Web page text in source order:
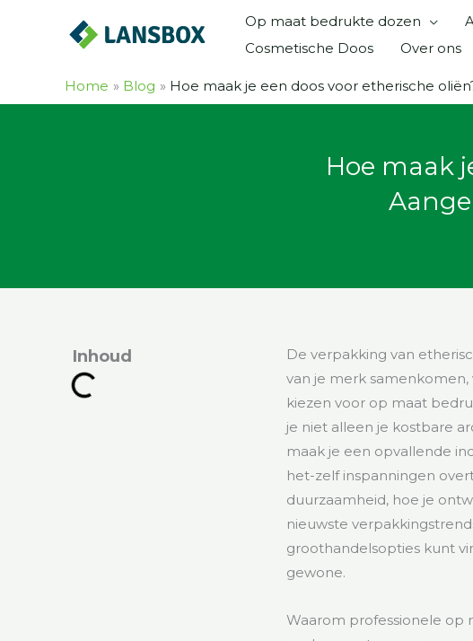
Op maat bedrukte dozen
Cosmetische Doos
Over ons
Home Blog Hoe maak je een doos voor etherische
Hoe maak
Inhoud
De verpakking van
van je merk
kiezen voor op maat
je niet alleen je kostbare
maak je een opvallende
het-zelf inspanningen
duurzaamheid, hoe je
nieuwste
groothandelsopties kunt
gewone.
Waarom professionele op